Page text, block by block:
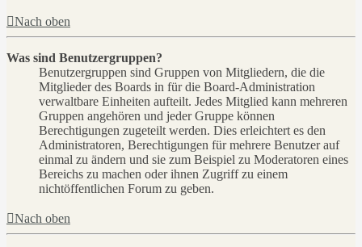
Nach oben
Was sind Benutzergruppen?
Benutzergruppen sind Gruppen von Mitgliedern, die die
Mitglieder des Boards in für die Board-Administration
verwaltbare Einheiten aufteilt. Jedes Mitglied kann mehreren
Gruppen angehören und jeder Gruppe können
Berechtigungen zugeteilt werden. Dies erleichtert es den
Administratoren, Berechtigungen für mehrere Benutzer auf
einmal zu ändern und sie zum Beispiel zu Moderatoren eines
Bereichs zu machen oder ihnen Zugriff zu einem
nichtöffentlichen Forum zu geben.
Nach oben